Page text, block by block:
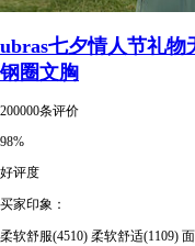
ubras七夕情人节礼物
钢圈文胸
200000条评价
98%
好评度
买家印象：
柔软舒服(4510) 柔软舒适(1109)